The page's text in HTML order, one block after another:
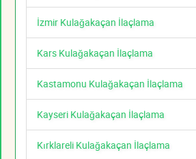
İzmir Kulağakaçan İlaçlama
Kars Kulağakaçan İlaçlama
Kastamonu Kulağakaçan İlaçlama
Kayseri Kulağakaçan İlaçlama
Kırklareli Kulağakaçan İlaçlama